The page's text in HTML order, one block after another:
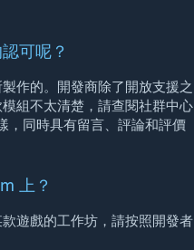
可呢？
作的。開發商除了開放支援之
組不太清楚，請查閱社群中心
，同時具有留言、評論和評價
上？
遊戲的工作坊，請按照開發者